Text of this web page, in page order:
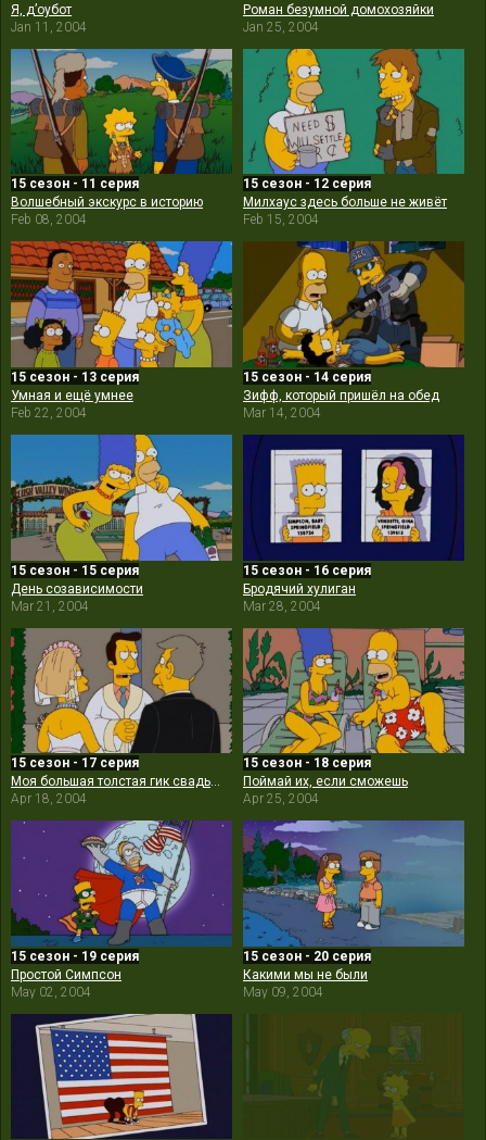
Я, д’оубот
Jan 11, 2004
Роман безумной домохозяйки
Jan 25, 2004
15 сезон - 11 серия
Волшебный экскурс в историю
Feb 08, 2004
15 сезон - 12 серия
Милхаус здесь больше не живёт
Feb 15, 2004
15 сезон - 13 серия
Умная и ещё умнее
Feb 22, 2004
15 сезон - 14 серия
Зифф, который пришёл на обед
Mar 14, 2004
15 сезон - 15 серия
День созависимости
Mar 21, 2004
15 сезон - 16 серия
Бродячий хулиган
Mar 28, 2004
15 сезон - 17 серия
Моя большая толстая гик свадьба
Apr 18, 2004
15 сезон - 18 серия
Поймай их, если сможешь
Apr 25, 2004
15 сезон - 19 серия
Простой Симпсон
May 02, 2004
15 сезон - 20 серия
Какими мы не были
May 09, 2004